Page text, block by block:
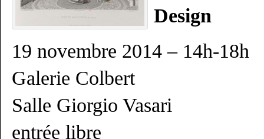
Design
19 novembre 2014 – 14h-18h
Galerie Colbert
Salle Giorgio Vasari
entrée libre